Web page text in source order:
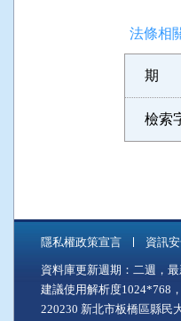
法條相
期
檢索
隱私權政策宣言 資訊
資料庫更新週期：二週，
建議使用解析度1024*768
220230 新北市板橋區縣民